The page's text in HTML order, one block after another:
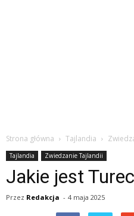
Strona główna Tajlandia
Tajlandia Zwiedzanie Tajlandii
Jakie jest
Przez Redakcja - 4 maja 2025